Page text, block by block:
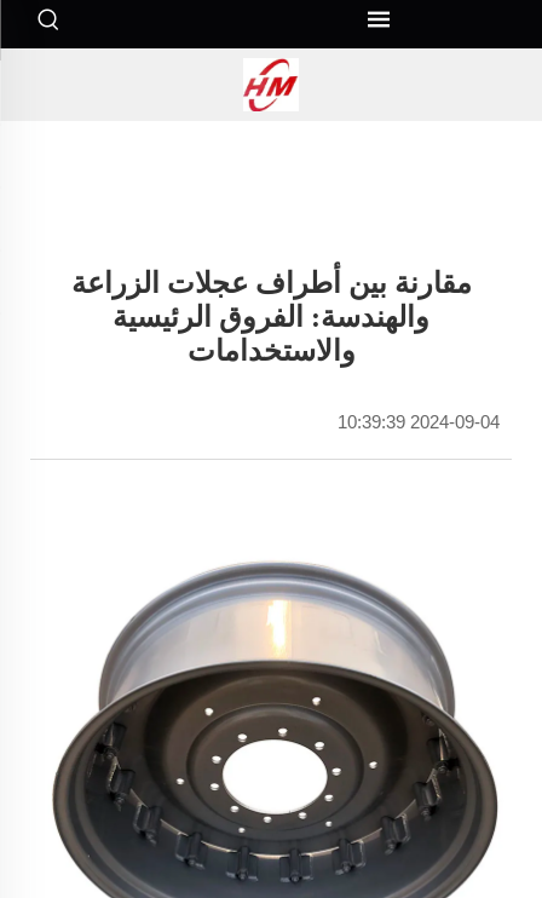
مقارنة بين أطراف عجلات الزراعة
والهندسة: الفروق الرئيسية
والاستخدامات
2024-09-04 10:39:39